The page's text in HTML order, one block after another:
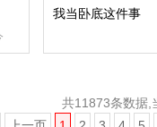
我当卧底这件事
共11873条数据,